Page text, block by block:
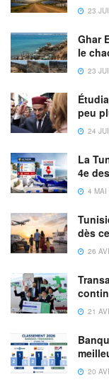
23
Ghar
le
23
peu
24
La
4e
4 MAI
dès
26
21
20